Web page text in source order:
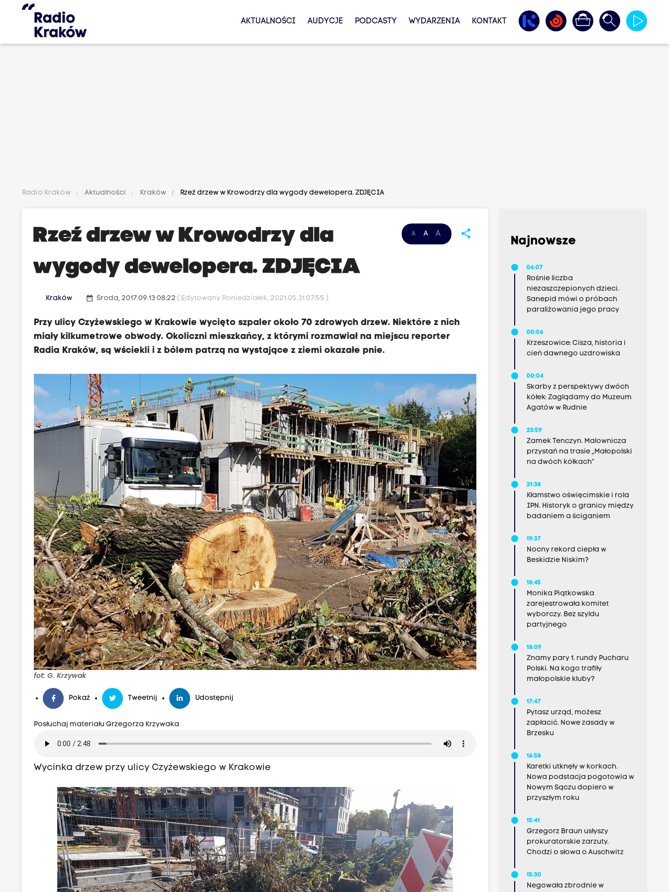
AKTUALNOŚCI AUDYCJE PODCASTY WYDARZENIA KONTAKT
Radio Kraków Aktualności Kraków Rzeź drzew w Krowodrzy dla wygody dewelopera. ZDJĘCIA
A A A share
Rzeź drzew w Krowodrzy dla
wygody dewelopera. ZDJĘCIA
Kraków date_range Środa, 2017.09.13 08:22( Edytowany Poniedziałek, 2021.05.31 07:55 )
Przy ulicy Czyżewskiego w Krakowie wycięto szpaler około 70 zdrowych drzew. Niektóre z nich
miały kilkumetrowe obwody. Okoliczni mieszkańcy, z którymi rozmawiał na miejscu reporter
Radia Kraków, są wściekli i z bólem patrzą na wystające z ziemi okazałe pnie.
fot: G. Krzywak
Pokaż Tweetnij Udostępnij
Posłuchaj materiału Grzegorza Krzywaka
Wycinka drzew przy ulicy Czyżewskiego w Krakowie
Najnowsze
06:07
Rośnie liczba
niezaszczepionych dzieci.
Sanepid mówi o próbach
paraliżowania jego pracy
00:06
Krzeszowice: Cisza, historia i
cień dawnego uzdrowiska
00:04
Skarby z perspektywy dwóch
kółek: Zaglądamy do Muzeum
Agatów w Rudnie
23:59
Zamek Tenczyn. Malownicza
przystań na trasie „Małopolski
na dwóch kółkach”
21:38
Kłamstwo oświęcimskie i rola
IPN. Historyk o granicy między
badaniem a ściganiem
19:37
Nocny rekord ciepła w
Beskidzie Niskim?
18:45
Monika Piątkowska
zarejestrowała komitet
wyborczy. Bez szyldu
partyjnego
18:09
Znamy pary 1. rundy Pucharu
Polski. Na kogo trafiły
małopolskie kluby?
17:47
Pytasz urząd, możesz
zapłacić. Nowe zasady w
Brzesku
16:58
Karetki utknęły w korkach.
Nowa podstacja pogotowia w
Nowym Sączu dopiero w
przyszłym roku
15:41
Grzegorz Braun usłyszy
prokuratorskie zarzuty.
Chodzi o słowa o Auschwitz
15:30
Negowała zbrodnie w